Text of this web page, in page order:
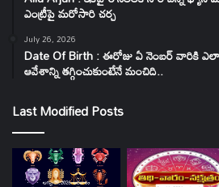
ఎంట్రీపై మరోసారి చర్చ
July 26, 2026
Date Of Birth : ఈరోజు ఏ నెంబర్ వారికి
ఆవేశాన్ని తగ్గించుకుంటేనే మంచిది..
Last Modified Posts